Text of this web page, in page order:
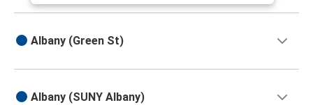
Albany (Green St)
Albany (SUNY Albany)